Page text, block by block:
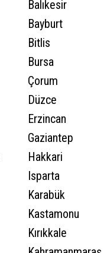
Balıkesir
Bayburt
Bitlis
Bursa
Çorum
Düzce
Erzincan
Gaziantep
Hakkari
Isparta
Karabük
Kastamonu
Kırıkkale